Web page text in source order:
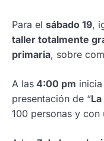
Para el sábado 19,
taller totalmente
primaria, sobre
A las 4:00 pm
presentación de “
100 personas y con